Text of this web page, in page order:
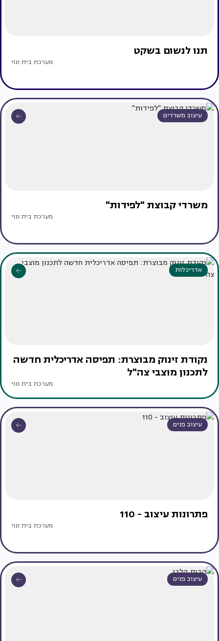
תנו לנשום בשקט
מערכת בית ונוי
עיצוב משרדים
משרדי קבוצת "לפידות"
מערכת בית ונוי
אדריכלות
נקודת זינוק מבוצרת: תפיסה אדריכלית חדשה
לתכנון מוצבי צה"ל
מערכת בית ונוי
עיצוב פנים
פתרונות עיצוב - 110
מערכת בית ונוי
עיצוב פנים